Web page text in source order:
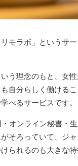
モラボ」というサ
う理念のもと、女
自分らしく働けるこ
べるサービスです。
オンライン秘書・
そろっていて、ジ
られるのも大きな特